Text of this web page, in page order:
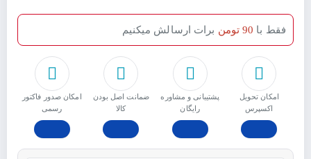
امکان تحویل
اکسپرس
پشتیبانی و مشاوره
رایگان
ﺿﻤﺎﻧﺖ اﺻﻞ ﺑﻮدن
ﮐﺎﻟﺎ
امکان صدور فاکتور
رسمی
فقط با 90 تومن برات ارسالش میکنیم